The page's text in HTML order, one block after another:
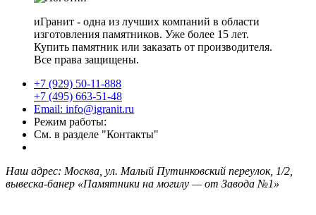
иГранит - одна из лучших компаний в области
изготовления памятников. Уже более 15 лет.
Купить памятник или заказать от производителя.
Все права защищены.
+7 (929) 50-11-888
+7 (495) 663-51-48
Email: info@igranit.ru
Режим работы:
См. в разделе "Контакты"
Наш адрес: Москва, ул. Малый Путинковский переулок, 1/2,
вывеска-банер «Памятники на могилу — от Завода №1»